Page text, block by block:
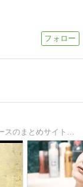
「はなしのネタに」は2ｃｈやニコニコニュースのまとめサイトになります。面白ネタや時事ネタを掲載しています。